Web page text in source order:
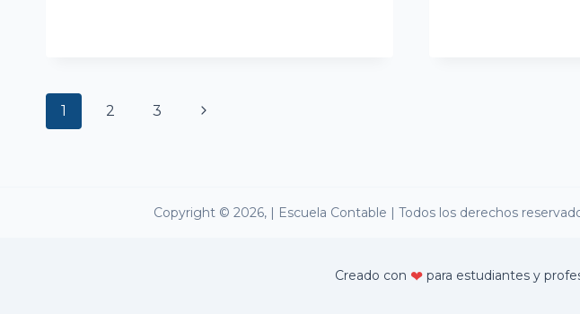
Page
1 2 3
Next
Copyright © 2026, | Escuela Contable | Todos los derechos
Creado con ❤para estudiantes y